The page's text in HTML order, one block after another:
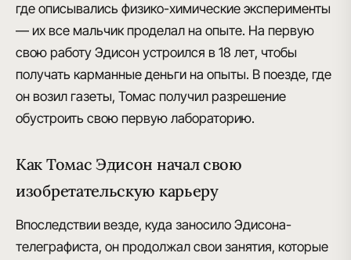
где описывались физико-химические эксперименты
— их все мальчик проделал на опыте. На первую
свою работу Эдисон устроился в 18 лет, чтобы
получать карманные деньги на опыты. В поезде, где
он возил газеты, Томас получил разрешение
обустроить свою первую лабораторию.
Как Томас Эдисон начал свою
изобретательскую карьеру
Впоследствии везде, куда заносило Эдисона-
телеграфиста, он продолжал свои занятия, которые